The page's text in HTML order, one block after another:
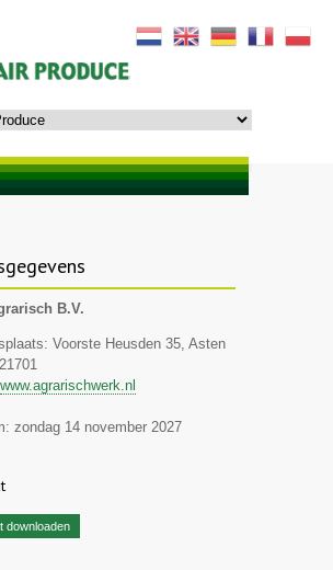
B.V.
Voorste Heusden 35, Asten
www.agrarischwerk.nl
zondag 14 november 2027
downloaden